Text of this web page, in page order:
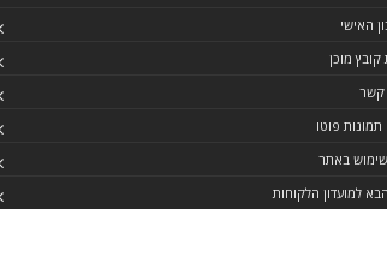
האישי
קובץ מוכן
קשר
תמונות פוטו
באתר
למועדון הלקוחות